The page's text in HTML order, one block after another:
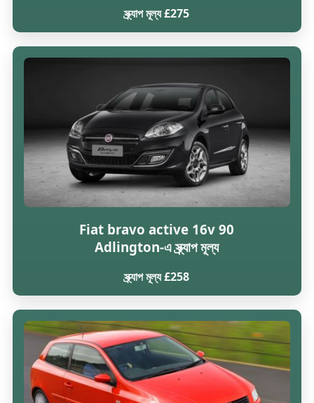
স্ক্র্যাপ মূল্য £275
Fiat bravo active 16v 90
Adlington-এ স্ক্র্যাপ মূল্য
স্ক্র্যাপ মূল্য £258